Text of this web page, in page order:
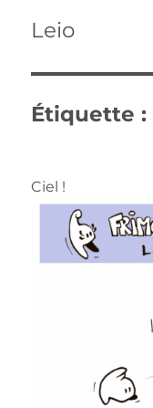
Leio
Étiquette :
Ciel !